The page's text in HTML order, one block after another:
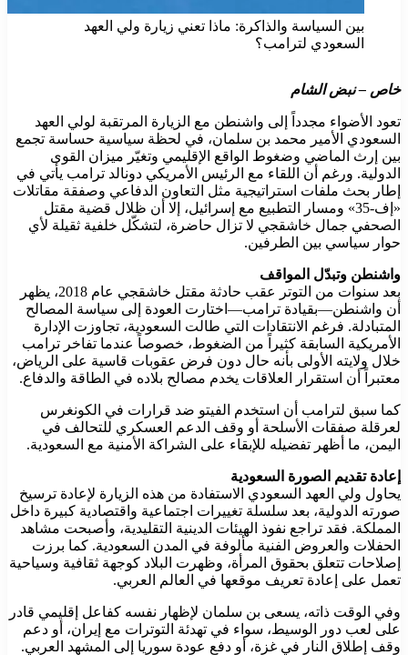
بين السياسة والذاكرة: ماذا تعني زيارة ولي العهد
السعودي لترامب؟
خاص – نبض الشام
تعود الأضواء مجدداً إلى واشنطن مع الزيارة المرتقبة لولي العهد
السعودي الأمير محمد بن سلمان، في لحظة سياسية حساسة تجمع
بين إرث الماضي وضغوط الواقع الإقليمي وتغيّر ميزان القوى
الدولية. ورغم أن اللقاء مع الرئيس الأمريكي دونالد ترامب يأتي في
إطار بحث ملفات استراتيجية مثل التعاون الدفاعي وصفقة مقاتلات
«إف-35» ومسار التطبيع مع إسرائيل، إلا أن ظلال قضية مقتل
الصحفي جمال خاشقجي لا تزال حاضرة، لتشكّل خلفية ثقيلة لأي
حوار سياسي بين الطرفين.
واشنطن وتبدّل المواقف
بعد سنوات من التوتر عقب حادثة مقتل خاشقجي عام 2018، يظهر
أن واشنطن—بقيادة ترامب—اختارت العودة إلى سياسة المصالح
المتبادلة. فرغم الانتقادات التي طالت السعودية، تجاوزت الإدارة
الأمريكية السابقة كثيراً من الضغوط، خصوصاً عندما تفاخر ترامب
خلال ولايته الأولى بأنه حال دون فرض عقوبات قاسية على الرياض،
معتبراً أن استقرار العلاقات يخدم مصالح بلاده في الطاقة والدفاع.
كما سبق لترامب أن استخدم الفيتو ضد قرارات في الكونغرس
لعرقلة صفقات الأسلحة أو وقف الدعم العسكري للتحالف في
اليمن، ما أظهر تفضيله للإبقاء على الشراكة الأمنية مع السعودية.
إعادة تقديم الصورة السعودية
يحاول ولي العهد السعودي الاستفادة من هذه الزيارة لإعادة ترسيخ
صورته الدولية، بعد سلسلة تغييرات اجتماعية واقتصادية كبيرة داخل
المملكة. فقد تراجع نفوذ الهيئات الدينية التقليدية، وأصبحت مشاهد
الحفلات والعروض الفنية مألوفة في المدن السعودية. كما برزت
إصلاحات تتعلق بحقوق المرأة، وظهرت البلاد كوجهة ثقافية وسياحية
تعمل على إعادة تعريف موقعها في العالم العربي.
وفي الوقت ذاته، يسعى بن سلمان لإظهار نفسه كفاعل إقليمي قادر
على لعب دور الوسيط، سواء في تهدئة التوترات مع إيران، أو دعم
وقف إطلاق النار في غزة، أو دفع عودة سوريا إلى المشهد العربي.